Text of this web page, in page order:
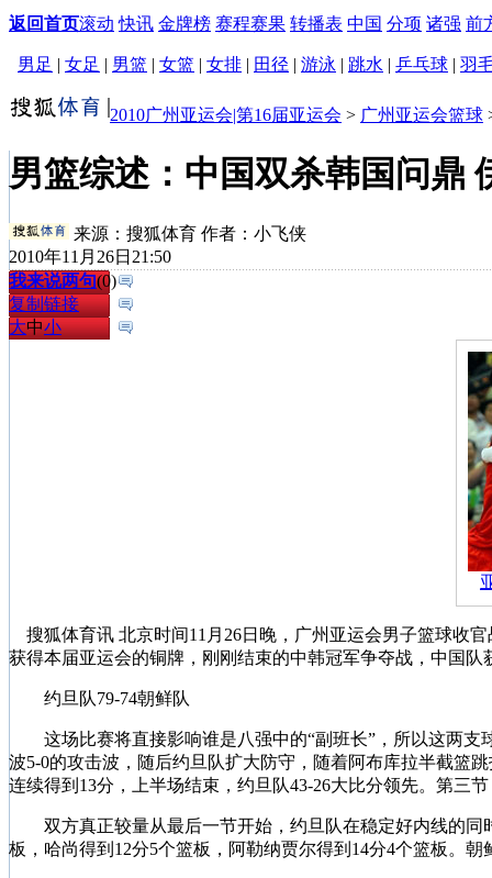
返回首页滚动 快讯 金牌榜 赛程赛果 转播表 中国 分项 诸强 前
男足 | 女足 | 男篮 | 女篮 | 女排 | 田径 | 游泳 | 跳水 | 乒乓球 | 羽
2010广州亚运会|第16届亚运会 > 广州亚运会篮球
男篮综述：中国双杀韩国问鼎
来源： 搜狐体育作者：小飞侠
2010年11月26日21:50
我来说两句(0)
复制链接
大中小
搜狐体育讯 北京时间11月26日晚，广州亚运会男子篮球收
获得本届亚运会的铜牌，刚刚结束的中韩冠军争夺战，中国
约旦队79-74朝鲜队
这场比赛将直接影响谁是八强中的“副班长”，所以这两支
波5-0的攻击波，随后约旦队扩大防守，随着阿布库拉半截篮
连续得到13分，上半场结束，约旦队43-26大比分领先。第三
双方真正较量从最后一节开始，约旦队在稳定好内线的同
板，哈尚得到12分5个篮板，阿勒纳贾尔得到14分4个篮板。